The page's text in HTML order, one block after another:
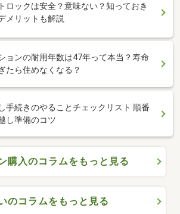
ロックは安全？意味ない？知っておき
メリットも解説
ョンの耐用年数は47年って本当？寿命
たら住めなくなる？
手続きのやることチェックリスト 順番
し準備のコツ
購入のコラムをもっと見る
のコラムをもっと見る